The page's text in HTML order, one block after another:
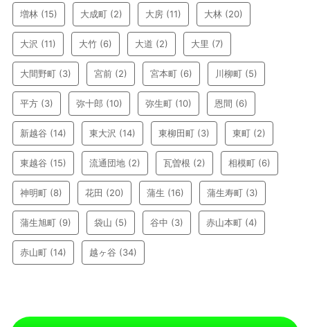
増林 (15) 大成町 (2) 大房 (11) 大林 (20)
大沢 (11) 大竹 (6) 大道 (2) 大里 (7)
大間野町 (3) 宮前 (2) 宮本町 (6) 川柳町 (5)
平方 (3) 弥十郎 (10) 弥生町 (10) 恩間 (6)
新越谷 (14) 東大沢 (14) 東柳田町 (3) 東町 (2)
東越谷 (15) 流通団地 (2) 瓦曽根 (2) 相模町 (6)
神明町 (8) 花田 (20) 蒲生 (16) 蒲生寿町 (3)
蒲生旭町 (9) 袋山 (5) 谷中 (3) 赤山本町 (4)
赤山町 (14) 越ヶ谷 (34)